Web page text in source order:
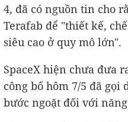
4, đã có nguồn tin cho
Terafab để "thiết kế,
siêu cao ở quy mô lớn".
SpaceX hiện chưa đưa
công bố hôm 7/5 đã
bước ngoặt đối với